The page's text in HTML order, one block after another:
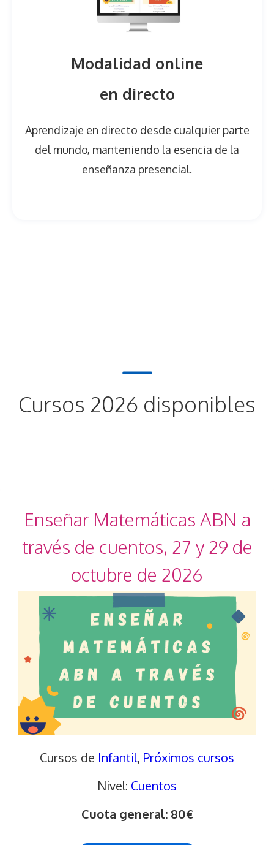
Modalidad online
en directo
Aprendizaje en directo desde cualquier parte
del mundo, manteniendo la esencia de la
enseñanza presencial.
Cursos 2026 disponibles
Enseñar Matemáticas ABN a
través de cuentos, 27 y 29 de
octubre de 2026
Cursos de Infantil, Próximos cursos
Nivel: Cuentos
Cuota general: 80€